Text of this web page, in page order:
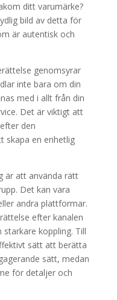
ditt varumärke?
bild av detta för
är autentisk och
genomsyrar
inte bara om din
med i allt från din
Det är viktigt att
den
skapa en enhetlig
är att använda rätt
Det kan vara
andra plattformar.
efter kanalen
koppling. Till
sätt att berätta
sätt, medan
för detaljer och